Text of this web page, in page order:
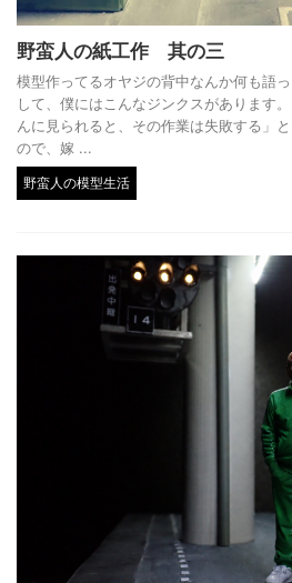
野蛮人の紙工作 其の三
模型作ってるオヤジの背中なんか何も語
して、僕にはこんなジンクスがあります
んに見られると、その作業は失敗する」
ので、嫁 ...
野蛮人の模型生活